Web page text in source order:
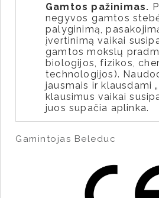
Gamtos pažinimas.
negyvos gamtos
palyginimą,
įvertinimą vaikai
gamtos mokslų
biologijos, fizikos,
technologijos).
jausmais ir klausdami
klausimus vaikai
juos supačia aplinka.
Gamintojas Beleduc